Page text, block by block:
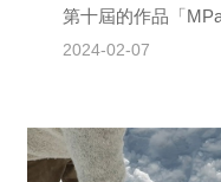
第十屆的作品「
建築獎得主日本建
2024-02-07